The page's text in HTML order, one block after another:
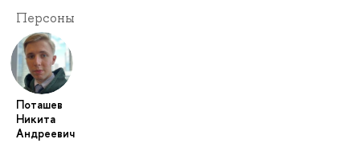
Персоны
Поташев
Никита
Андреевич